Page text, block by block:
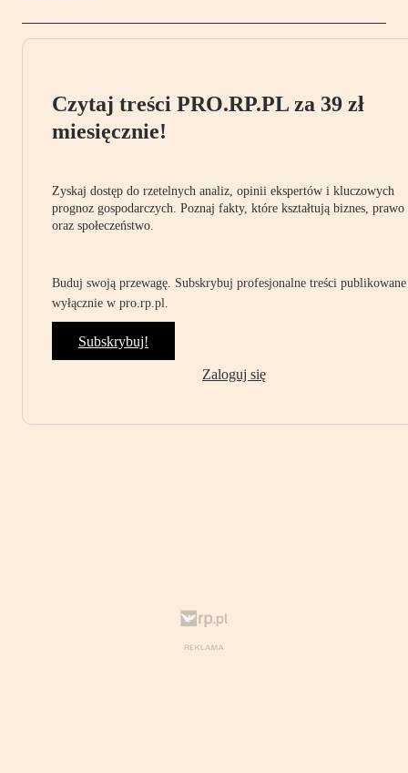
Czytaj treści PRO.RP.PL za 39 zł
miesięcznie!
Zyskaj dostęp do rzetelnych analiz, opinii ekspertów i kluczowych
prognoz gospodarczych. Poznaj fakty, które kształtują biznes, prawo
oraz społeczeństwo.
Buduj swoją przewagę. Subskrybuj profesjonalne treści publikowane
wyłącznie w pro.rp.pl.
Subskrybuj!
Zaloguj się